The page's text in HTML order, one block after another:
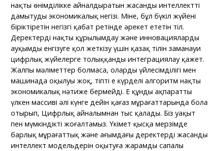
нақты өнімділікке айналдыратын жасанды интеллектті
дамытудың экономикалық негізі. Міне, бұл бүкіл жүйені
біріктіретін негізгі қабат ретінде әрекет ететін тіл.
Деректерді нақты құрылымдау және инновацияларды
ауқымды енгізуге қол жеткізу үшін қазақ тілін заманауи
цифрлық жүйелерге толыққанды интеграциялау қажет.
Жалпы мәліметтер болмаса, олардың үйлесімділігі мен
машинада оқылуы жоқ, тіпті ең күрделі алгоритм нақты
экономикалық нәтиже бермейді. Ең құнды ақпараттың
үлкен массиві әлі күнге дейін қағаз мұрағаттарында бола
отырып, Цифрлық айналымнан тыс қалады. Біз уақыт
пен мүмкіндікті жоғалтамыз. Үкімет қысқа мерзімде
барлық мұрағаттық және ағымдағы деректерді жасанды
интеллект модельдерін оқытуға жарамды сапалы